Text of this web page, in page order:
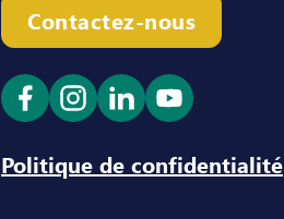
Contactez-nous
Ouvrir le lien dans un
Ouvrir le lien dans
Ouvrir le lien
Ouvrir le
Politique de confidentialité